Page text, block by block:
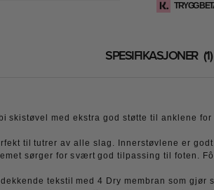
TRYGG
SPESIFIKASJONER 1
skistøvel med ekstra god støtte til anklene
til tutrer av alle slag. Innerstøvlene er
sørger for svært god tilpassing til foten.
tekstil med 4 Dry membran som gjør